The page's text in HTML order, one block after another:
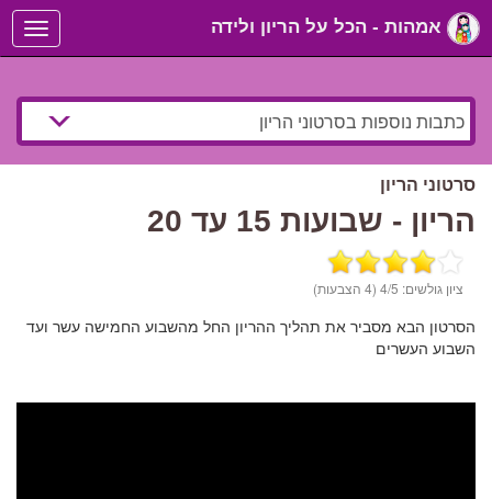
Toggle
navigation
סרטוני הריון
הריון - שבועות 15 עד 20
ציון גולשים: 4/5 (4 הצבעות)
הסרטון הבא מסביר את תהליך ההריון החל מהשבוע החמישה עשר ועד
השבוע העשרים